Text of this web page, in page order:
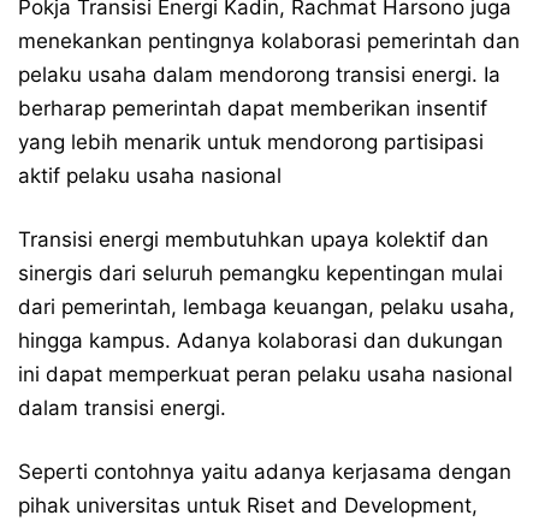
Pokja Transisi Energi Kadin, Rachmat Harsono juga
menekankan pentingnya kolaborasi pemerintah dan
pelaku usaha dalam mendorong transisi energi. Ia
berharap pemerintah dapat memberikan insentif
yang lebih menarik untuk mendorong partisipasi
aktif pelaku usaha nasional
Transisi energi membutuhkan upaya kolektif dan
sinergis dari seluruh pemangku kepentingan mulai
dari pemerintah, lembaga keuangan, pelaku usaha,
hingga kampus. Adanya kolaborasi dan dukungan
ini dapat memperkuat peran pelaku usaha nasional
dalam transisi energi.
Seperti contohnya yaitu adanya kerjasama dengan
pihak universitas untuk Riset and Development,